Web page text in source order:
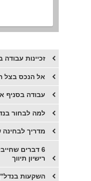
זכיינות עבודה
אל הנכס בצל
עבודה בסניף
למה לבחור
מדריך
6 דברים
רישיון תיווך
השקעות